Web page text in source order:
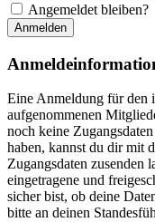
Angemeldet bleiben?
Anmelden
Eine Anmeldung für den
aufgenommenen
noch keine
haben, kannst du dir mit
Zugangsdaten zusenden
eingetragene und
sicher bist, ob deine
bitte an deinen